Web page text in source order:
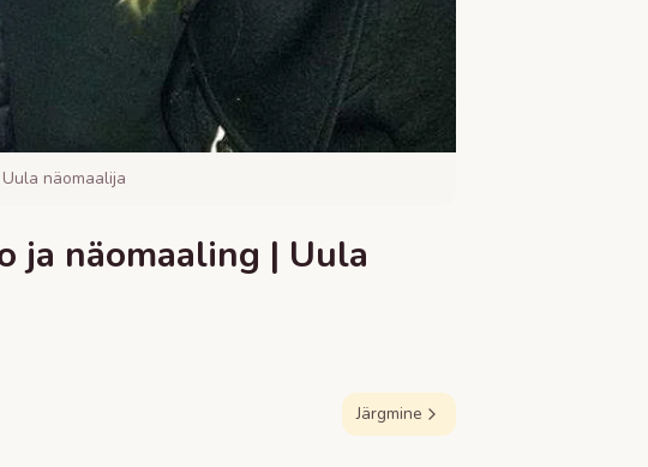
näomaalija
näomaaling | Uula
Järgmine